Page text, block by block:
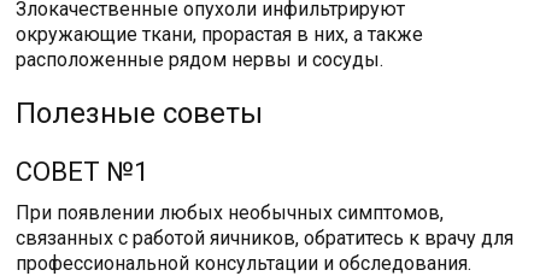
Злокачественные опухоли инфильтрируют
окружающие ткани, прорастая в них, а также
расположенные рядом нервы и сосуды.
Полезные советы
СОВЕТ №1
При появлении любых необычных симптомов,
связанных с работой яичников, обратитесь к врачу для
профессиональной консультации и обследования.